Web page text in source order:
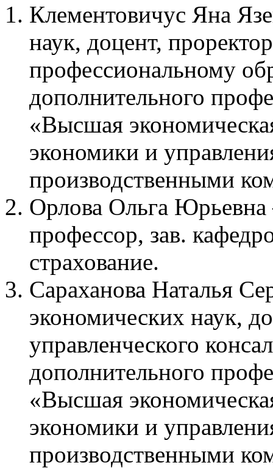
Клементовичус Яна
наук, доцент,
профессиональному
дополнительного
«Высшая
экономики и
производственными
Орлова Ольга Юрьевна
профессор, зав.
страхование.
Сараханова Наталья
экономических наук,
управленческого
дополнительного
«Высшая
экономики и
производственными